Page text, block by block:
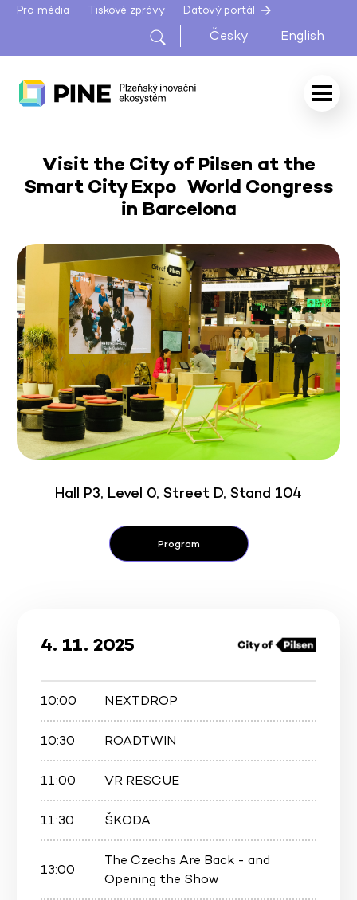
Pro média Tiskové zprávy Datový portál
Česky English
Visit the City of Pilsen at the
Smart City Expo World Congress
in Barcelona
Hall P3, Level 0, Street D, Stand 104
Program
4. 11. 2025
10:00 NEXTDROP
10:30 ROADTWIN
11:00 VR RESCUE
11:30 ŠKODA
13:00
The Czechs Are Back - and
Opening the Show